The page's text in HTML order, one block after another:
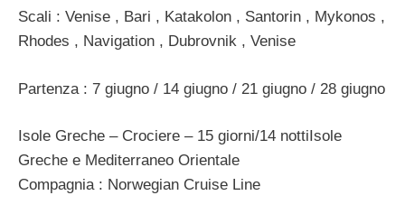
Scali : Venise , Bari , Katakolon , Santorin , Mykonos ,
Rhodes , Navigation , Dubrovnik , Venise
Partenza : 7 giugno / 14 giugno / 21 giugno / 28 giugno
Isole Greche – Crociere – 15 giorni/14 nottiIsole
Greche e Mediterraneo Orientale
Compagnia : Norwegian Cruise Line